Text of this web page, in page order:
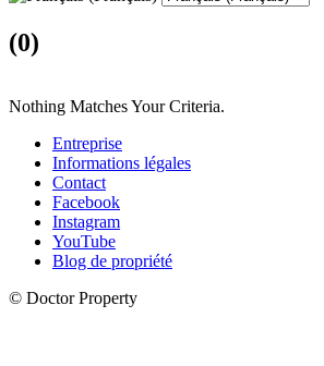
(0)
Nothing Matches Your Criteria.
Entreprise
Informations légales
Contact
Facebook
Instagram
YouTube
Blog de propriété
© Doctor Property